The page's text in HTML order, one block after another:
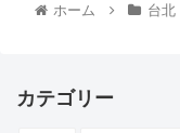
ホーム 台北
カテゴリー